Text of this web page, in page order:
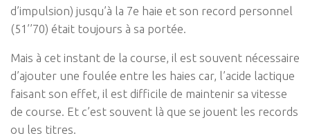
d’impulsion) jusqu’à la 7e haie et son record personnel
(51’’70) était toujours à sa portée.
Mais à cet instant de la course, il est souvent nécessaire
d’ajouter une foulée entre les haies car, l’acide lactique
faisant son effet, il est difficile de maintenir sa vitesse
de course. Et c’est souvent là que se jouent les records
ou les titres.